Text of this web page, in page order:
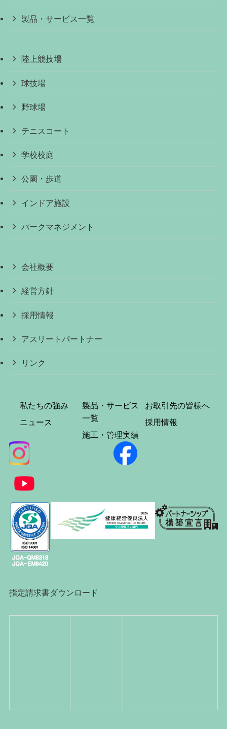
製品・サービス一覧
陸上競技場
球技場
野球場
テニスコート
学校校庭
公園・歩道
インドア施設
パークマネジメント
会社概要
経営方針
採用情報
アスリートパートナー
リンク
私たちの強み
ニュース
製品・サービス
一覧
施工・管理実績
お取引先の皆様へ
採用情報
指定請求書ダウンロード